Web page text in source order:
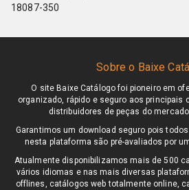
18087-350
Sobre o Baixe
O site Baixe Catálogo foi pioneiro em
organizado, rápido e seguro aos principais
distribuidores de peças do
Garantimos um download seguro pois
nesta plataforma são pré-avaliados por
Atualmente disponibilizamos mais de 500
vários idiomas e nas mais diversas
offlines, catálogos web totalmente online,